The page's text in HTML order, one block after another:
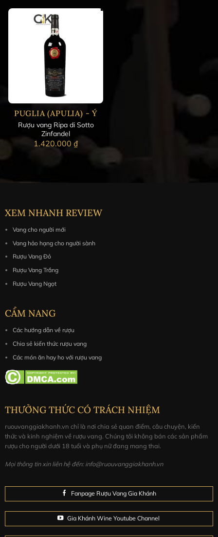
PUGLIA (APULIA) - Ý
Rượu vang Ripa di Sotto
Zinfandel
1.420.000 ₫
XEM NHANH REVIEW
Vang cho người mới
Vang hảo hạng cho người sành
Rượu Vang Đỏ
Rượu Vang Trắng
Rượu Vang Ngọt
CẨM NANG
Các hướng dẫn về rượu
Chia sẻ kiến thức rượu vang
Các món ăn hay ho với rượu vang
THƯỞNG THỨC CÓ TRÁCH NHIỆM
ruouvanggiakhanh.vn chỉ là nơi chia sẻ quan điểm, câu chuyện, kiến
thức và kinh nghiệm về rượu vang. Chúng tôi không bán các sản phẩm
rượu cho người dưới 18 tuổi và phụ nữ đang mang thai.
Mọi thông tin xin liên hệ đến: info@ruouvanggiakhanh.vn
Fanpage Rượu Vang Gia Khánh
Gia Khánh Wine Youtube Channel